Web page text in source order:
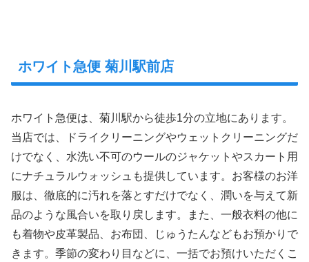
ホワイト急便 菊川駅前店
ホワイト急便は、菊川駅から徒歩1分の立地にあります。
当店では、ドライクリーニングやウェットクリーニングだ
けでなく、水洗い不可のウールのジャケットやスカート用
にナチュラルウォッシュも提供しています。お客様のお洋
服は、徹底的に汚れを落とすだけでなく、潤いを与えて新
品のような風合いを取り戻します。また、一般衣料の他に
も着物や皮革製品、お布団、じゅうたんなどもお預かりで
きます。季節の変わり目などに、一括でお預けいただくこ